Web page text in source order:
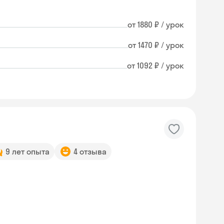
от 1880 ₽ / урок
от 1470 ₽ / урок
от 1092 ₽ / урок
9 лет опыта 4 отзыва